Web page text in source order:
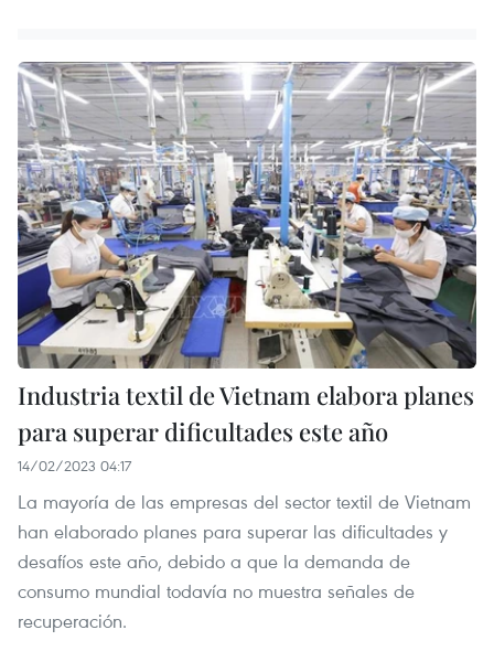
Industria textil de Vietnam elabora planes
para superar dificultades este año
14/02/2023 04:17
La mayoría de las empresas del sector textil de Vietnam
han elaborado planes para superar las dificultades y
desafíos este año, debido a que la demanda de
consumo mundial todavía no muestra señales de
recuperación.